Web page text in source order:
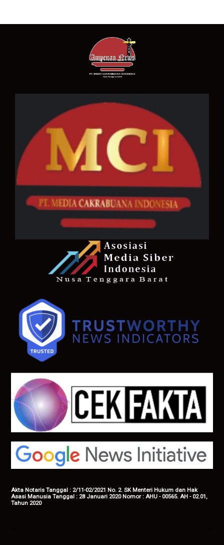
Akta Notaris Tanggal : 2/11-02/2021 No. 2. SK Menteri Hukum dan Hak
Asasi Manusia Tanggal : 28 Januari 2020 Nomor : AHU - 00565. AH - 02.01,
Tahun 2020